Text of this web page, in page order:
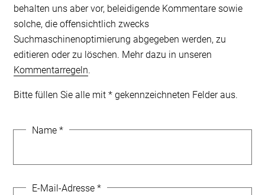
behalten uns aber vor, beleidigende Kommentare sowie
solche, die offensichtlich zwecks
Suchmaschinenoptimierung abgegeben werden, zu
editieren oder zu löschen. Mehr dazu in unseren
Kommentarregeln.
Bitte füllen Sie alle mit * gekennzeichneten Felder aus.
Name *
E-Mail-Adresse *